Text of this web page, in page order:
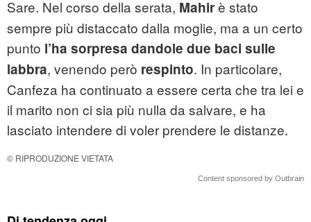
Sare. Nel corso della serata, Mahirè stato
sempre più distaccato dalla moglie, ma a un certo
punto l’ha sorpresa dandole due baci sulle
labbra, venendo però respinto. In particolare,
Canfeza ha continuato a essere certa che tra lei e
il marito non ci sia più nulla da salvare, e ha
lasciato intendere di voler prendere le distanze.
© RIPRODUZIONE VIETATA
Content sponsored by Outbrain